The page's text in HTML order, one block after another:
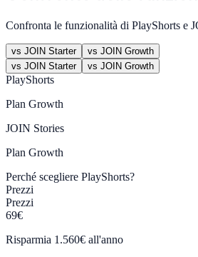
Confronta le funzionalità di PlayShorts e
vs JOIN Starter
vs JOIN Growth
vs JOIN Starter
vs JOIN Growth
PlayShorts
Plan Growth
JOIN Stories
Plan Growth
Perché scegliere PlayShorts?
Prezzi
Prezzi
69€
Risparmia 1.560€ all'anno